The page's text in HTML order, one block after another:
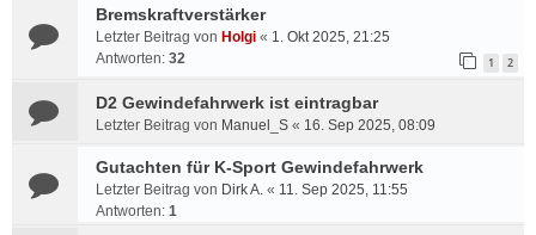
Bremskraftverstärker
Letzter Beitrag von Holgi « 1. Okt 2025, 21:25
Antworten: 32 1 2
D2 Gewindefahrwerk ist eintragbar
Letzter Beitrag von Manuel_S « 16. Sep 2025, 08:09
Gutachten für K-Sport Gewindefahrwerk
Letzter Beitrag von Dirk A. « 11. Sep 2025, 11:55
Antworten: 1